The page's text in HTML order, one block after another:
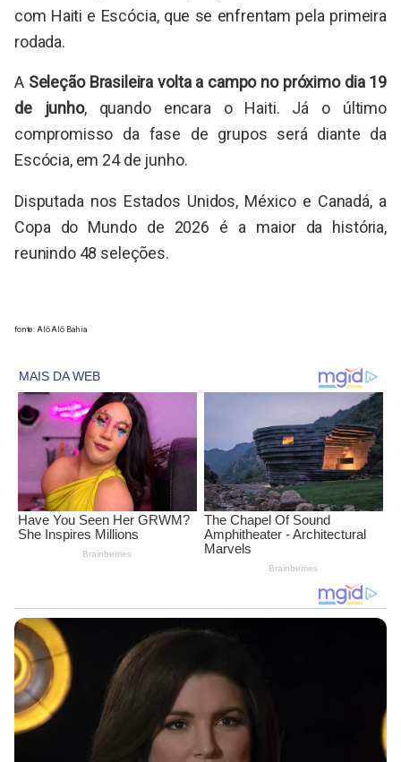
com Haiti e Escócia, que se enfrentam pela primeira
rodada.
A Seleção Brasileira volta a campo no próximo dia 19
de junho, quando encara o Haiti. Já o último
compromisso da fase de grupos será diante da
Escócia, em 24 de junho.
Disputada nos Estados Unidos, México e Canadá, a
Copa do Mundo de 2026 é a maior da história,
reunindo 48 seleções.
fonte: Alô Alô Bahia